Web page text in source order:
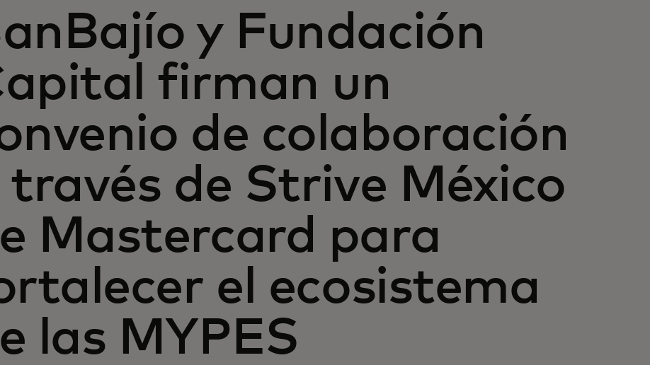
y Fundación
firman un
de colaboración
través de Strive México
Mastercard para
el ecosistema
las MYPES